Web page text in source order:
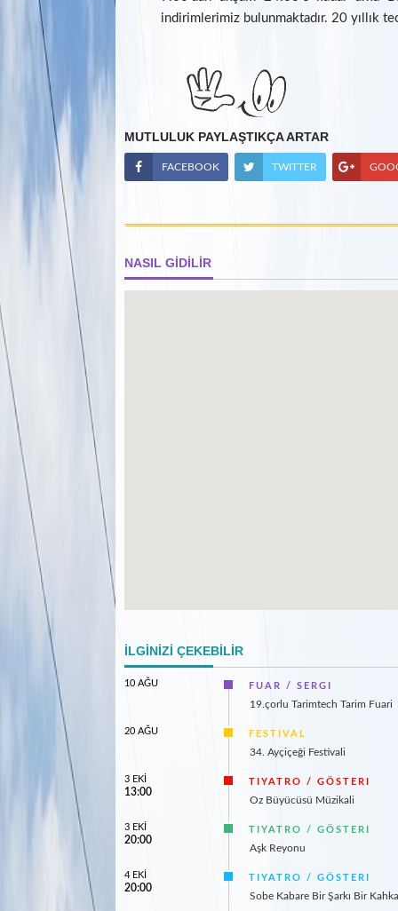
indirimlerimiz bulunmaktadır. 20 yıllık
MUTLULUK PAYLAŞTIKÇA ARTAR
FACEBOOK TWITTER
NASIL GİDİLİR
İLGİNİZİ ÇEKEBİLİR
10 AĞU FUAR / SERGI
19.çorlu Tarimtech Tarim Fuari
20 AĞU FESTIVAL
34. Ayçiçeği Festivali
3 EKİ
13:00
TIYATRO / GÖSTERI
Oz Büyücüsü Müzikali
3 EKİ
20:00
TIYATRO / GÖSTERI
Aşk Reyonu
4 EKİ
20:00
TIYATRO / GÖSTERI
Sobe Kabare Bir Şarkı Bir